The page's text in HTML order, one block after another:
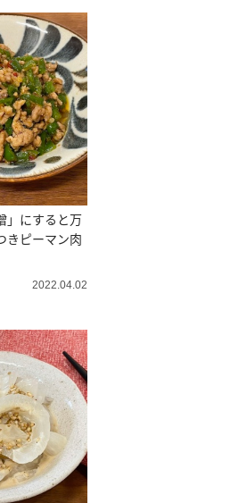
」にすると万
きピーマン肉
2022.04.02